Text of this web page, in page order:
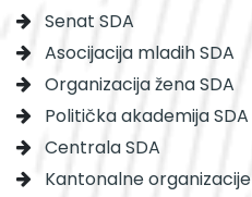
Senat SDA
Asocijacija mladih SDA
Organizacija žena SDA
Politička akademija SDA
Centrala SDA
Kantonalne organizacije